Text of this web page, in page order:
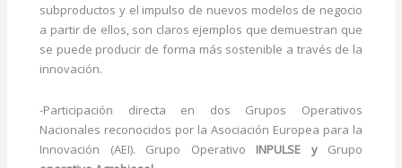
subproductos y el impulso de nuevos modelos de negocio
a partir de ellos, son claros ejemplos que demuestran que
se puede producir de forma más sostenible a través de la
innovación.
-Participación directa en dos Grupos Operativos
Nacionales reconocidos por la Asociación Europea para la
Innovación (AEI). Grupo Operativo INPULSE y Grupo